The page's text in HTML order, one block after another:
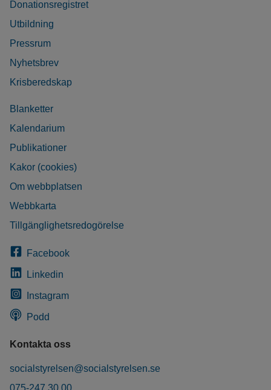
Donationsregistret
Utbildning
Pressrum
Nyhetsbrev
Krisberedskap
Blanketter
Kalendarium
Publikationer
Kakor (cookies)
Om webbplatsen
Webbkarta
Tillgänglighetsredogörelse
Facebook
Linkedin
Instagram
Podd
Kontakta oss
socialstyrelsen@socialstyrelsen.se
075-247 30 00